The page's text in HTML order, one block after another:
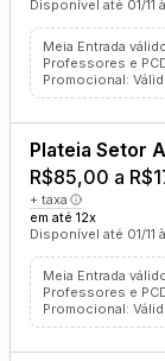
Disponível até 01/11
Meia Entrada
Professores e
Promocional:
Plateia Setor
R$85,00 a
+ taxa
em até 12x
Disponível até 01/11
Meia Entrada
Professores e
Promocional: